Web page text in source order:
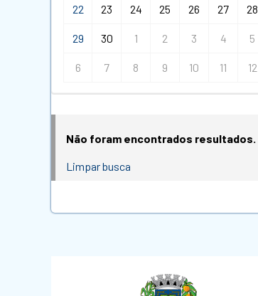
22 23 24 25 26 27 28
29 30 1 2 3 4 5
6 7 8 9 10 11 12
Não foram encontrados resultados.
Limpar busca